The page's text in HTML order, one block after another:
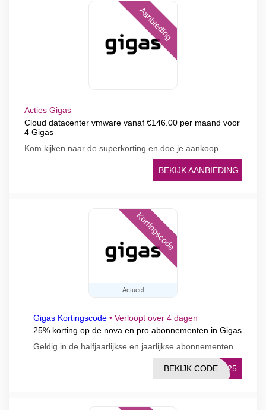
Aanbieding
Acties Gigas
Cloud datacenter vmware vanaf €146.00 per maand voor
4 Gigas
Kom kijken naar de superkorting en doe je aankoop
BEKIJK AANBIEDING
Actueel
Kortingscode
Gigas Kortingscode • Verloopt over 4 dagen
25% korting op de nova en pro abonnementen in Gigas
Geldig in de halfjaarlijkse en jaarlijkse abonnementen
RO25
BEKIJK CODE